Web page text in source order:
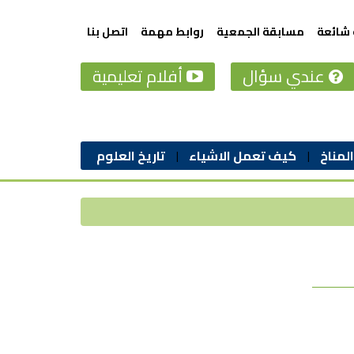
كيف تعمل الاشياء تاريخ العلوم
أفلام تعليمية عندي سؤال
شائعة مسابقة الجمعية روابط مهمة اتصل بنا